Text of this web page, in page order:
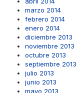
marzo 2014
febrero 2014
enero 2014
diciembre 2013
noviembre 2013
octubre 2013
septiembre 2013
julio 2013
junio 2013
mayo 2013